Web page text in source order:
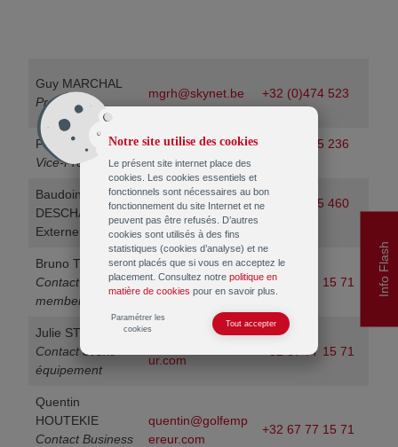
Proshop
Academie
Hotel
De kamers van het Relais
Restaurant
Seminaries
Contact
Contact
Info Flash
Guy MARCHAL
President
mgrh@skynet.be
+32 (0)474 523
Florent GODIN
Vice-President
fgodin@afgodin.b
e
+32 (0)475 236
Baudoin
DESCHAMPS
Externe relaties
bdeschamps@g
mail.com
+32 (0)475 460
Bruno THOMAS
Contact
membership
bruno@golfempe
reur.com
+32 67 77 15 71
Julie STAINIER
Contact event/
équipement
ur.com
+32 67 77 15 71
Quentin
HOUTEKIE
Contact Business
quentin@golfemp
ereur.com
+32 67 77 15 71
Notre site utilise des cookies
Le présent site internet place des
cookies. Les cookies essentiels et
fonctionnels sont nécessaires au bon
fonctionnement du site Internet et ne
peuvent pas être refusés. D’autres
cookies sont utilisés à des fins
statistiques (cookies d’analyse) et ne
seront placés que si vous en acceptez le
placement. Consultez notre politique en
matière de cookies pour en savoir plus.
Paramétrer les
cookies
Tout accepter